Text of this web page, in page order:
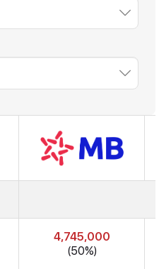
4,745,000
(50%)